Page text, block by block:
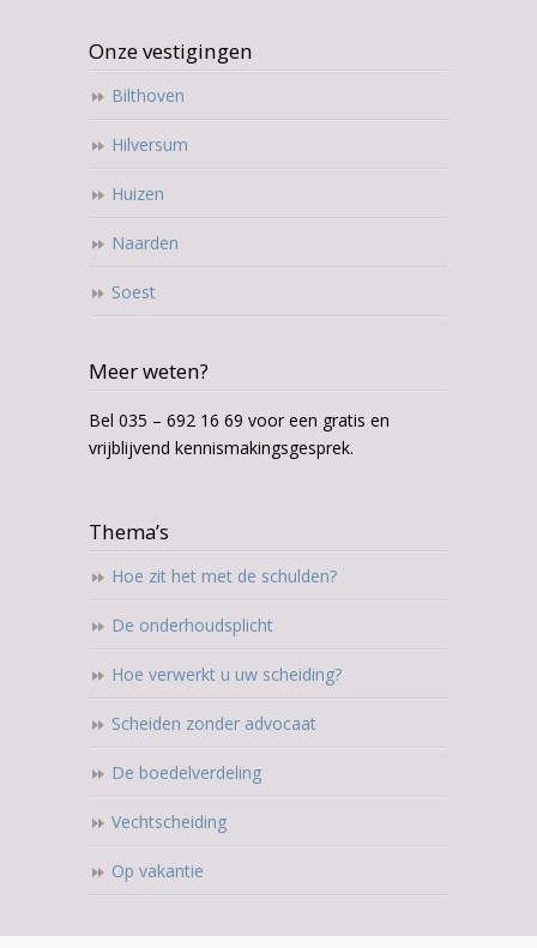
Onze vestigingen
Bilthoven
Hilversum
Huizen
Naarden
Soest
Meer weten?
Bel 035 – 692 16 69 voor een gratis en
vrijblijvend kennismakingsgesprek.
Thema’s
Hoe zit het met de schulden?
De onderhoudsplicht
Hoe verwerkt u uw scheiding?
Scheiden zonder advocaat
De boedelverdeling
Vechtscheiding
Op vakantie